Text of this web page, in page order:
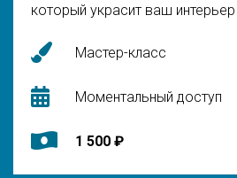
который украсит ваш интерьер
Мастер-класс
Моментальный доступ
1 500 ₽